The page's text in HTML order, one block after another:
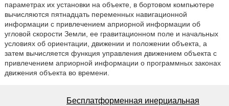
параметрах их установки на объекте, в бортовом компьютере
вычисляются пятнадцать переменных навигационной
информации с привлечением априорной информации об
угловой скорости Земли, ее гравитационном поле и начальных
условиях об ориентации, движении и положении объекта, а
затем вычисляется функция управления движением объекта с
привлечением априорной информации о программных законах
движения объекта во времени.
Бесплатформенная инерциальная